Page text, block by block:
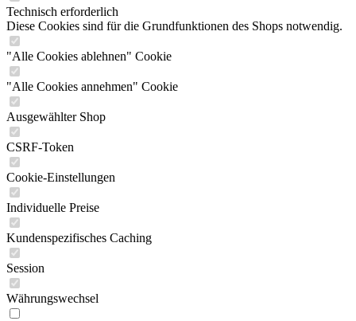
Technisch erforderlich
Diese Cookies sind für die Grundfunktionen des Shops notwendig.
"Alle Cookies ablehnen" Cookie
"Alle Cookies annehmen" Cookie
Ausgewählter Shop
CSRF-Token
Cookie-Einstellungen
Individuelle Preise
Kundenspezifisches Caching
Session
Währungswechsel